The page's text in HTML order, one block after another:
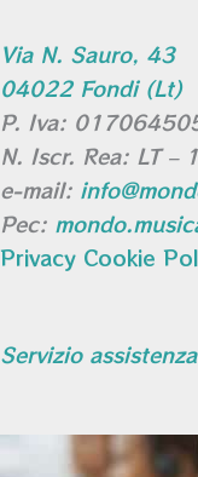
Via N. Sauro, 43
04022 Fondi (Lt)
P. Iva:
N. Iscr. Rea: LT –
e-mail:
Pec:
Privacy Cookie
Servizio